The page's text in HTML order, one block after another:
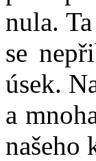
nula.
se
úsek.
a
našeho